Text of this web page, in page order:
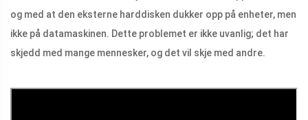
og med at den eksterne harddisken dukker opp på enheter, men
ikke på datamaskinen. Dette problemet er ikke uvanlig; det har
skjedd med mange mennesker, og det vil skje med andre.